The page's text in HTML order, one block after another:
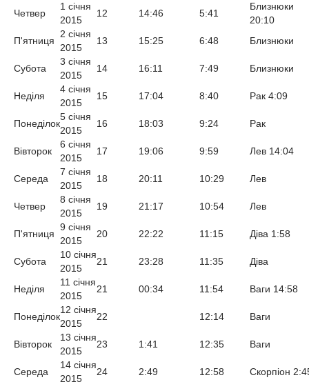
Четвер
1 січня
2015
12 14:46 5:41
Близнюки
20:10
П'ятниця
2 січня
2015
13 15:25 6:48 Близнюки
Субота
3 січня
2015
14 16:11 7:49 Близнюки
Неділя
4 січня
2015
15 17:04 8:40 Рак 4:09
Понеділок
5 січня
2015
16 18:03 9:24 Рак
Вівторок
6 січня
2015
17 19:06 9:59 Лев 14:04
Середа
7 січня
2015
18 20:11 10:29 Лев
Четвер
8 січня
2015
19 21:17 10:54 Лев
П'ятниця
9 січня
2015
20 22:22 11:15 Діва 1:58
Субота
10 січня
2015
21 23:28 11:35 Діва
Неділя
11 січня
2015
21 00:34 11:54 Ваги 14:58
Понеділок
12 січня
2015
22 12:14 Ваги
Вівторок
13 січня
2015
23 1:41 12:35 Ваги
Середа
14 січня
2015
24 2:49 12:58 Скорпіон